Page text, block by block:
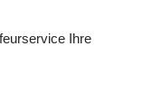
Ihre